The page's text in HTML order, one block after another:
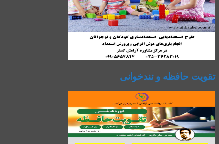
تقویت حافظه و تندخوانی